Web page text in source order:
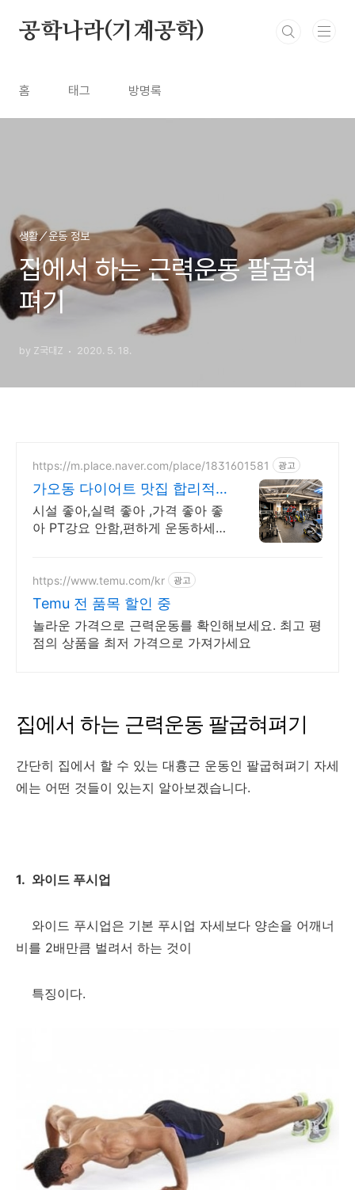
공학나라(기계공학)
홈 태그 방명록
생활／운동 정보
집에서 하는 근력운동 팔굽혀
펴기
by Z국대Z 2020. 5. 18.
https://m.place.naver.com/place/1831601581 광고
가오동 다이어트 맛집 합리적
인 가격
시설 좋아,실력 좋아 ,가격 좋아 좋
아 PT강요 안함,편하게 운동하세
https://www.temu.com/kr 광고
Temu 전 품목 할인 중
놀라운 가격으로 근력운동를 확인해보세요. 최고 평
점의 상품을 최저 가격으로 가져가세요
집에서 하는 근력운동 팔굽혀펴기
간단히 집에서 할 수 있는 대흉근 운동인 팔굽혀펴기 자세
에는 어떤 것들이 있는지 알아보겠습니다.
1. 와이드 푸시업
와이드 푸시업은 기본 푸시업 자세보다 양손을 어깨너
비를 2배만큼 벌려서 하는 것이
특징이다.